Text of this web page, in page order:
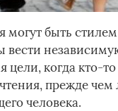
могут быть
вести
цели, когда кто-
прежде
человека.